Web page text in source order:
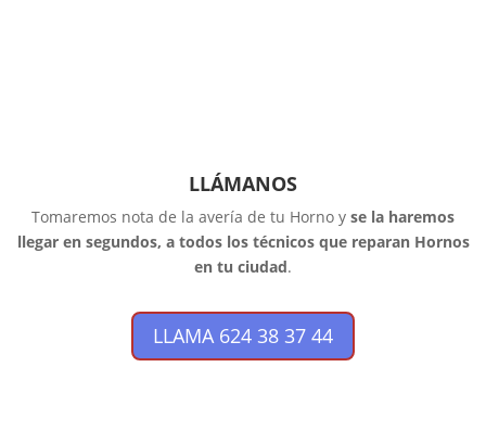
LLÁMANOS
Tomaremos nota de la avería de tu Horno y se la haremos
llegar en segundos, a todos los técnicos que reparan Hornos
en tu ciudad.
LLAMA 624 38 37 44